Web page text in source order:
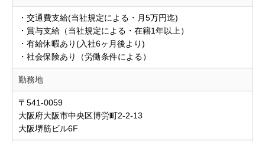
・交通費支給(当社規定による・月5万円迄)
・賞与支給（当社規定による・在籍1年以上）
・有給休暇あり(入社6ヶ月後より)
・社会保険あり（労働条件による）
勤務地
〒541-0059
大阪府大阪市中央区博労町2-2-13
大阪堺筋ビル6F